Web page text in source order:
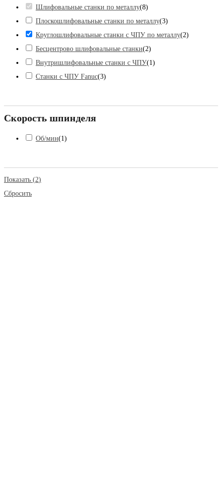
Шлифовальные станки по металлу(8)
Плоскошлифовальные станки по металлу(3)
Круглошлифовальные станки с ЧПУ по металлу(2)
Бесцентрово шлифовальные станки(2)
Внутришлифовальные станки с ЧПУ(1)
Станки с ЧПУ Fanuc(3)
Скорость шпинделя
Об/мин(1)
Показать (2)
Сбросить